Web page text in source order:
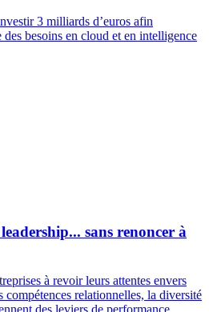
3 milliards d’euros afin
des besoins en cloud et en intelligence
sans renoncer à
à revoir leurs attentes envers
compétences relationnelles, la diversité
des leviers de performance